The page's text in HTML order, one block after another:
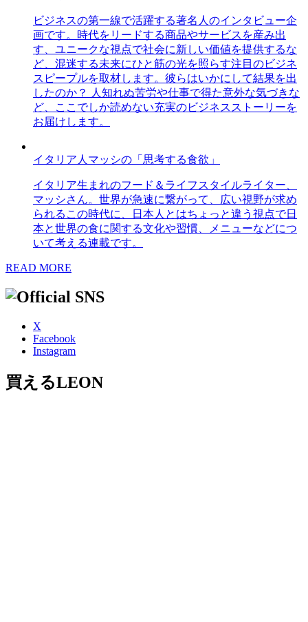
ビジネスの第一線で活躍する著名人のインタビュー企
画です。時代をリードする商品やサービスを産み出
す、ユニークな視点で社会に新しい価値を提供するな
ど、混迷する未来にひと筋の光を照らす注目のビジネ
スピープルを取材します。彼らはいかにして結果を出
したのか？ 人知れぬ苦労や仕事で得た意外な気づきな
ど、ここでしか読めない充実のビジネスストーリーを
お届けします。
イタリア人マッシの「思考する食欲」
イタリア生まれのフード＆ライフスタイルライター、
マッシさん。世界が急速に繋がって、広い視野が求め
られるこの時代に、日本人とはちょっと違う視点で日
本と世界の食に関する文化や習慣、メニューなどにつ
いて考える連載です。
READ MORE
X
Facebook
Instagram
買えるLEON